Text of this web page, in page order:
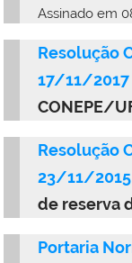
Assinado em
Resolução
17/11/2017
CONEPE/
Resolução
23/11/2015
de reserva
Portaria